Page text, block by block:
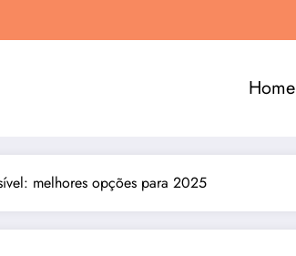
Home
melhores opções para 2025